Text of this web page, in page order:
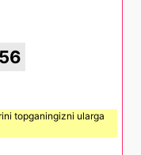
topganingizni ularga